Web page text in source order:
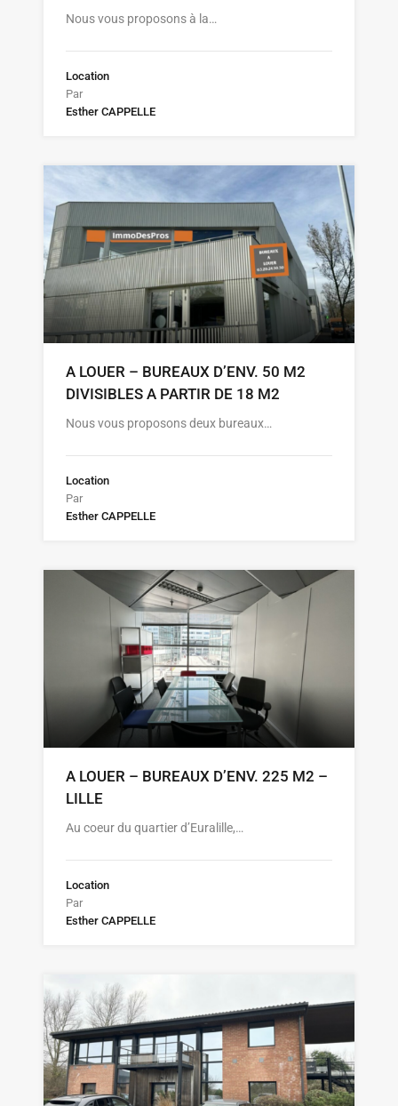
Nous vous proposons à la…
Location
Par
Esther CAPPELLE
A LOUER – BUREAUX D’ENV. 50 M2
DIVISIBLES A PARTIR DE 18 M2
Nous vous proposons deux bureaux…
Location
Par
Esther CAPPELLE
A LOUER – BUREAUX D’ENV. 225 M2 –
LILLE
Au coeur du quartier d’Euralille,…
Location
Par
Esther CAPPELLE